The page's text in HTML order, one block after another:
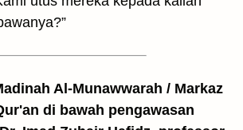
Al-Munawwarah / Markaz
di bawah pengawasan